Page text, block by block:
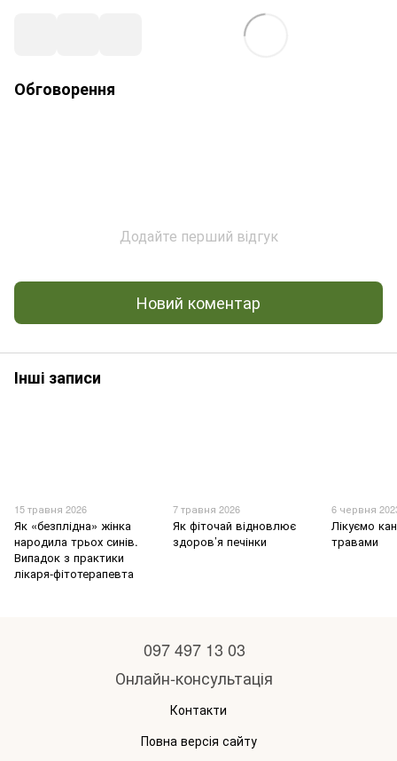
Обговорення
Додайте перший відгук
Новий коментар
Інші записи
15 травня 2026
Як «безплідна» жінка
народила трьох синів.
Випадок з практики
лікаря-фітотерапевта
7 травня 2026
Як фіточай відновлює
здоров’я печінки
6 червня
Лікуємо
травами
097 497 13 03
Онлайн-консультація
Контакти
Повна версія сайту